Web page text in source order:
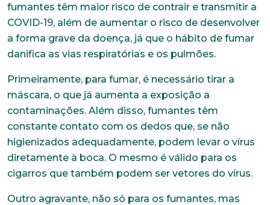
fumantes têm maior risco de contrair e transmitir a
COVID-19, além de aumentar o risco de desenvolver
a forma grave da doença, já que o hábito de fumar
danifica as vias respiratórias e os pulmões.
Primeiramente, para fumar, é necessário tirar a
máscara, o que já aumenta a exposição a
contaminações. Além disso, fumantes têm
constante contato com os dedos que, se não
higienizados adequadamente, podem levar o vírus
diretamente à boca. O mesmo é válido para os
cigarros que também podem ser vetores do vírus.
Outro agravante, não só para os fumantes, mas